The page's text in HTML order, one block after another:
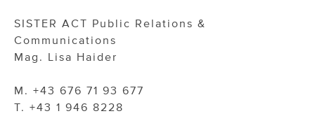
SISTER ACT Public Relations &
Communications
Mag. Lisa Haider
M. +43 676 71 93 677
T. +43 1 946 8228